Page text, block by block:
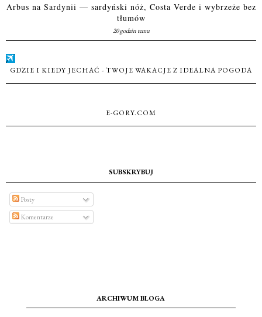
Arbus na Sardynii — sardyński nóż, Costa Verde i wybrzeże bez
tłumów
20 godzin temu
GDZIE I KIEDY JECHAĆ - TWOJE WAKACJE Z IDEALNA POGODA
E-GORY.COM
SUBSKRYBUJ
Posty
Komentarze
ARCHIWUM BLOGA